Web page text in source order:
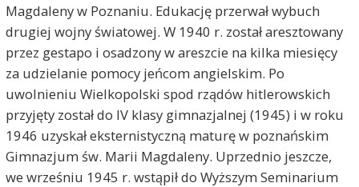
Magdaleny w Poznaniu. Edukację przerwał wybuch
drugiej wojny światowej. W 1940 r. został aresztowany
przez gestapo i osadzony w areszcie na kilka miesięcy
za udzielanie pomocy jeńcom angielskim. Po
uwolnieniu Wielkopolski spod rządów hitlerowskich
przyjęty został do IV klasy gimnazjalnej (1945) i w roku
1946 uzyskał eksternistyczną maturę w poznańskim
Gimnazjum św. Marii Magdaleny. Uprzednio jeszcze,
we wrześniu 1945 r. wstąpił do Wyższym Seminarium